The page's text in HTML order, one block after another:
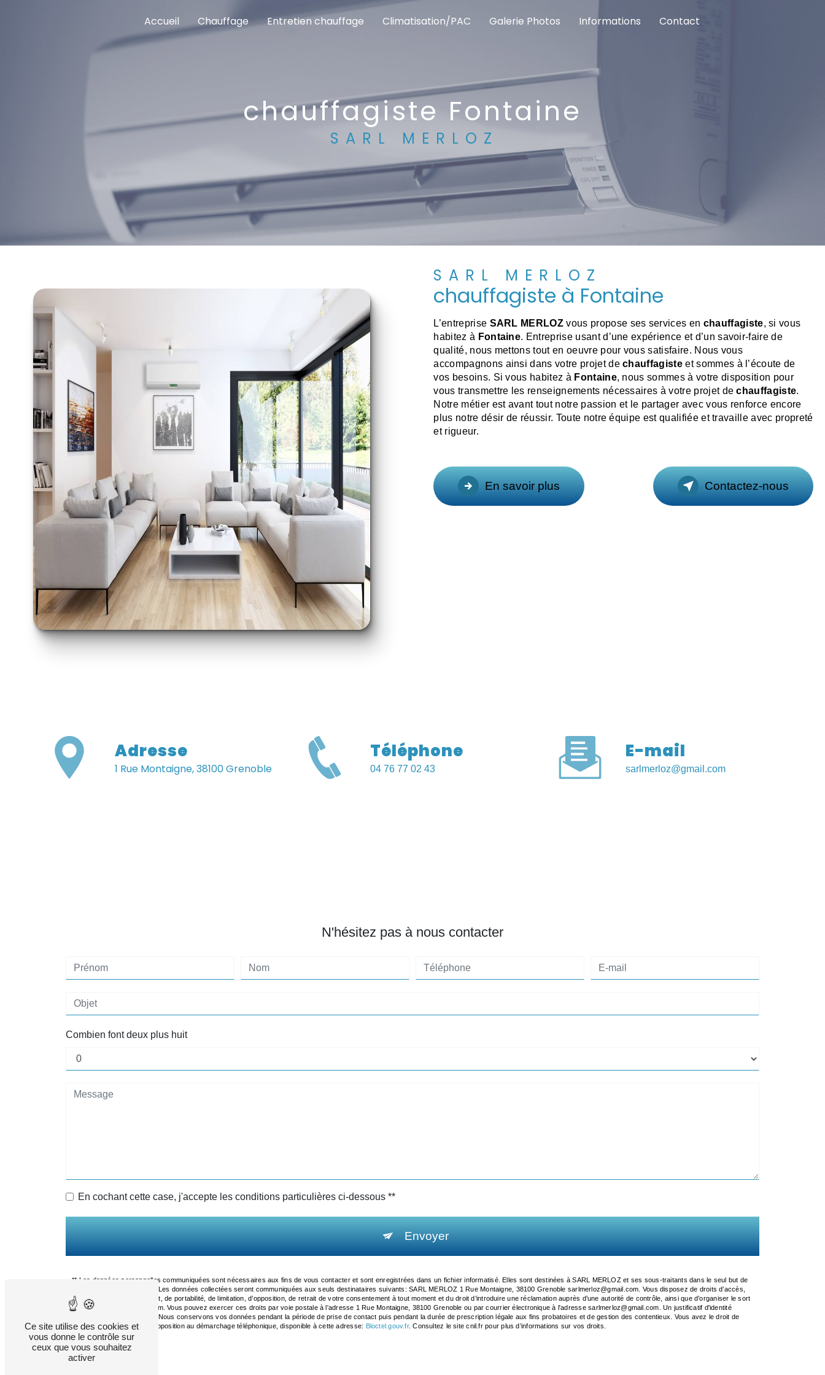
Accueil Chauffage Entretien chauffage Climatisation/PAC Galerie Photos Informations Contact
chauffagiste Fontaine
SARL MERLOZ
SARL MERLOZ
chauffagiste à Fontaine
L’entreprise SARL MERLOZ vous propose ses services en chauffagiste, si vous
habitez à Fontaine. Entreprise usant d’une expérience et d’un savoir-faire de
qualité, nous mettons tout en oeuvre pour vous satisfaire. Nous vous
accompagnons ainsi dans votre projet dechauffagiste et sommes à l’écoute de
vos besoins. Si vous habitez à Fontaine, nous sommes à votre disposition pour
vous transmettre les renseignements nécessaires à votre projet dechauffagiste.
Notre métier est avant tout notre passion et le partager avec vous renforce encore
plus notre désir de réussir. Toute notre équipe est qualifiée et travaille avec propreté
et rigueur.
En savoir plus Contactez-nous
Adresse
1 Rue Montaigne, 38100 Grenoble
Téléphone
04 76 77 02 43
E-mail
sarlmerloz@gmail.com
N'hésitez pas à nous contacter
Combien font deux plus huit
En cochant cette case, j'accepte les conditions particulières ci-dessous **
Envoyer
** Les données personnelles communiquées sont nécessaires aux fins de vous contacter et sont enregistrées dans un fichier informatisé. Elles sont destinées à SARL MERLOZ et ses sous-traitants dans le seul but de
répondre à votre message. Les données collectées seront communiquées aux seuls destinataires suivants: SARL MERLOZ 1 Rue Montaigne, 38100 Grenoble sarlmerloz@gmail.com. Vous disposez de droits d’accès,
de rectification, d’effacement, de portabilité, de limitation, d’opposition, de retrait de votre consentement à tout moment et du droit d’introduire une réclamation auprès d’une autorité de contrôle, ainsi que d’organiser le sort
de vos données post-mortem. Vous pouvez exercer ces droits par voie postale à l'adresse 1 Rue Montaigne, 38100 Grenoble ou par courrier électronique à l'adresse sarlmerloz@gmail.com. Un justificatif d'identité
pourra vous être demandé. Nous conservons vos données pendant la période de prise de contact puis pendant la durée de prescription légale aux fins probatoires et de gestion des contentieux. Vous avez le droit de
vous inscrire sur la liste d'opposition au démarchage téléphonique, disponible à cette adresse: Bloctel.gouv.fr. Consultez le site cnil.fr pour plus d’informations sur vos droits.
Ce site utilise des cookies et
vous donne le contrôle sur
ceux que vous souhaitez
activer